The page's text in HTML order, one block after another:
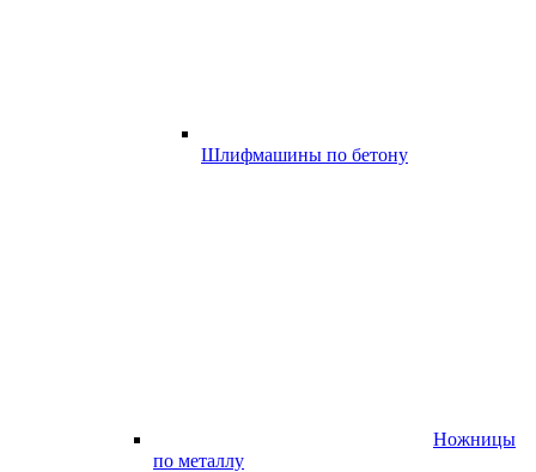
Шлифмашины по бетону
Ножницы
по металлу